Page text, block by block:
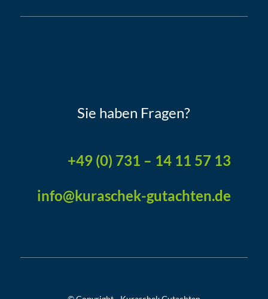
Sie haben Fragen?
+49 (0) 731 – 14 11 57 13
info@kuraschek-gutachten.de